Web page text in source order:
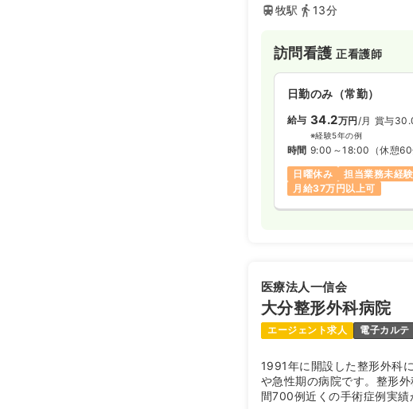
牧駅
13分
訪問看護正看護師
日勤のみ（常勤）
給与 34.2万円/月 賞与
※経験5年の例
時間 9:00～18:00 （休憩60
日曜休み
担当業務未経
月給37万円以上可
医療法人一信会
大分整形外科病院
エージェント求人 電子カルテ
1991年に開設した整形外科
や急性期の病院です。整形
間700例近くの手術症例実績